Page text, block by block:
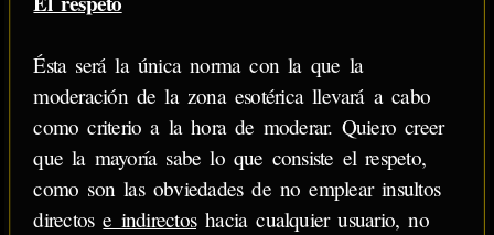
Ésta será la única norma con la que la
moderación de la zona esotérica llevará a cabo
como criterio a la hora de moderar. Quiero creer
que la mayoría sabe lo que consiste el respeto,
como son las obviedades de no emplear insultos
directose indirectoshacia cualquier usuario, no